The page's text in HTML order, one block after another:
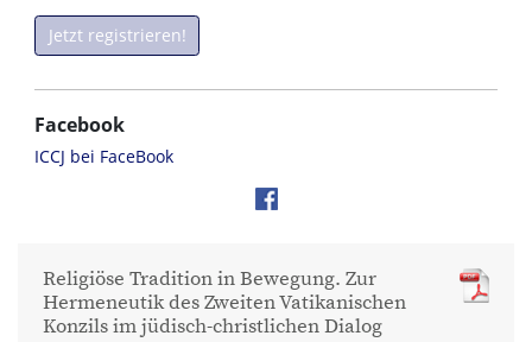
Jetzt registrieren!
Facebook
ICCJ bei FaceBook
Religiöse Tradition in Bewegung. Zur
Hermeneutik des Zweiten Vatikanischen
Konzils im jüdisch-christlichen Dialog